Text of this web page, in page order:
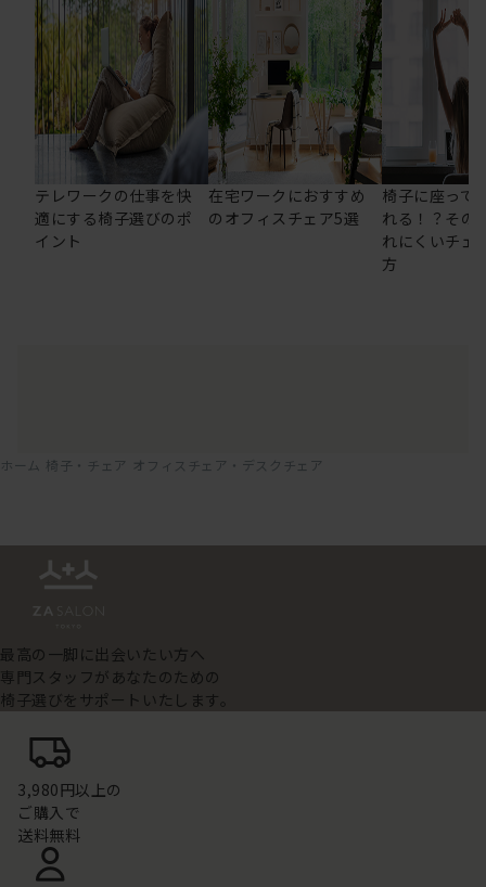
テレワークの仕事を快
適にする椅子選びのポ
イント
在宅ワークにおすすめ
のオフィスチェア5選
椅子に座って
れる！？その
れにくいチェ
方
ホーム 椅子・チェア オフィスチェア・デスクチェア
最高の一脚に出会いたい方へ
専門スタッフがあなたのための
椅子選びをサポートいたします。
3,980円以上の
ご購入で
送料無料